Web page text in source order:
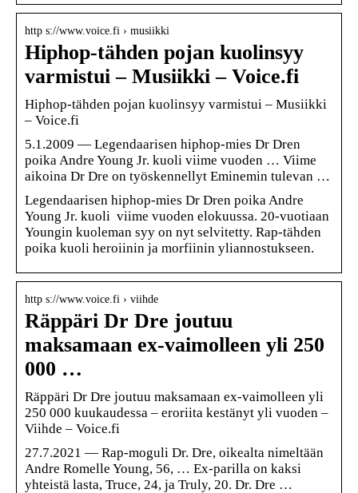
http s://www.voice.fi › musiikki
Hiphop-tähden pojan kuolinsyy
varmistui – Musiikki – Voice.fi
Hiphop-tähden pojan kuolinsyy varmistui – Musiikki
– Voice.fi
5.1.2009 — Legendaarisen hiphop-mies Dr Dren
poika Andre Young Jr. kuoli viime vuoden … Viime
aikoina Dr Dre on työskennellyt Eminemin tulevan …
Legendaarisen hiphop-mies Dr Dren poika Andre
Young Jr. kuoli viime vuoden elokuussa. 20-vuotiaan
Youngin kuoleman syy on nyt selvitetty. Rap-tähden
poika kuoli heroiinin ja morfiinin yliannostukseen.
http s://www.voice.fi › viihde
Räppäri Dr Dre joutuu
maksamaan ex-vaimolleen yli 250
000 …
Räppäri Dr Dre joutuu maksamaan ex-vaimolleen yli
250 000 kuukaudessa – eroriita kestänyt yli vuoden –
Viihde – Voice.fi
27.7.2021 — Rap-moguli Dr. Dre, oikealta nimeltään
Andre Romelle Young, 56, … Ex-parilla on kaksi
yhteistä lasta, Truce, 24, ja Truly, 20. Dr. Dre …